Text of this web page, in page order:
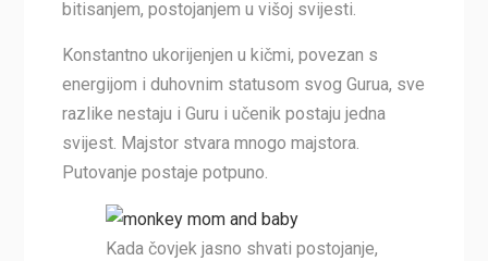
bitisanjem, postojanjem u višoj svijesti.
Konstantno ukorijenjen u kičmi, povezan s
energijom i duhovnim statusom svog Gurua, sve
razlike nestaju i Guru i učenik postaju jedna
svijest. Majstor stvara mnogo majstora.
Putovanje postaje potpuno.
Kada čovjek jasno shvati postojanje,